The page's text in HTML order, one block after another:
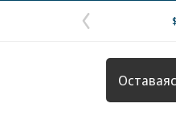
страница